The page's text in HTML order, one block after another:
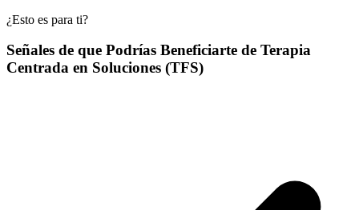
¿Esto es para ti?
Señales de que Podrías Beneficiarte de Terapia
Centrada en Soluciones (TFS)